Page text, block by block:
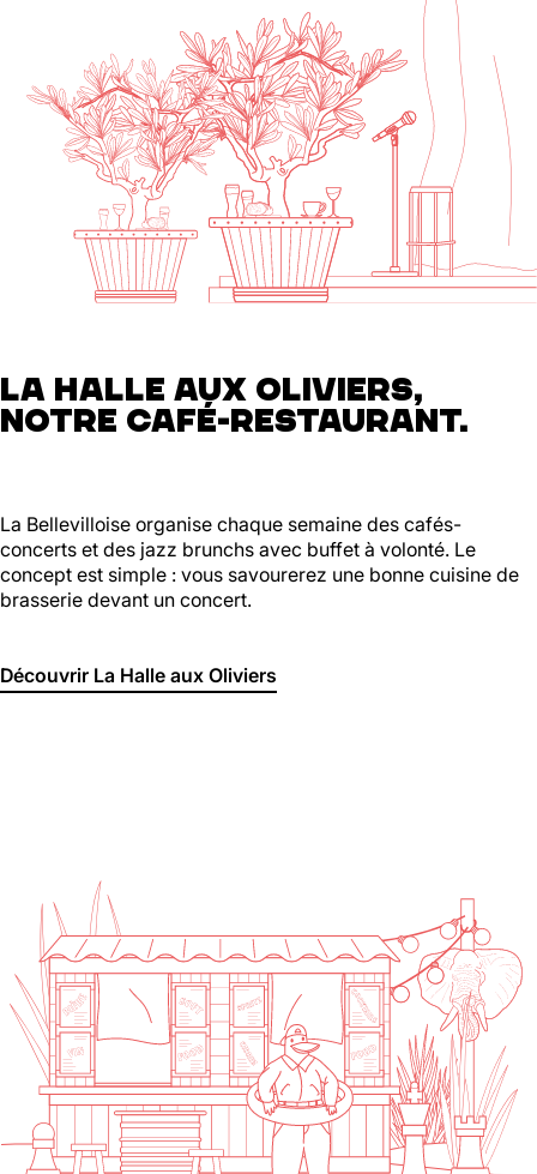
LA HALLE AUX OLIVIERS,
NOTRE CAFÉ-RESTAURANT.
La Bellevilloise organise chaque semaine des cafés-
concerts et des jazz brunchs avec buffet à volonté. Le
concept est simple : vous savourerez une bonne cuisine de
brasserie devant un concert.
Découvrir La Halle aux Oliviers